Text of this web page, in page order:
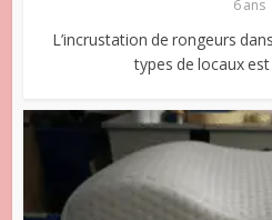
6 ans
L’incrustation de rongeurs
types de locaux est